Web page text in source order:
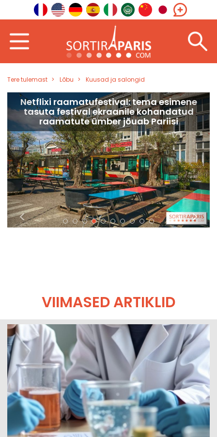
Tere tulemast Lõbu Kuusad ja salongid
Netflixi raamatufestival: tema esimene
tasuta festival ekraanile kohandatud
raamatute ümber jõuab Pariisi
< >
VIIMASED ARTIKLID